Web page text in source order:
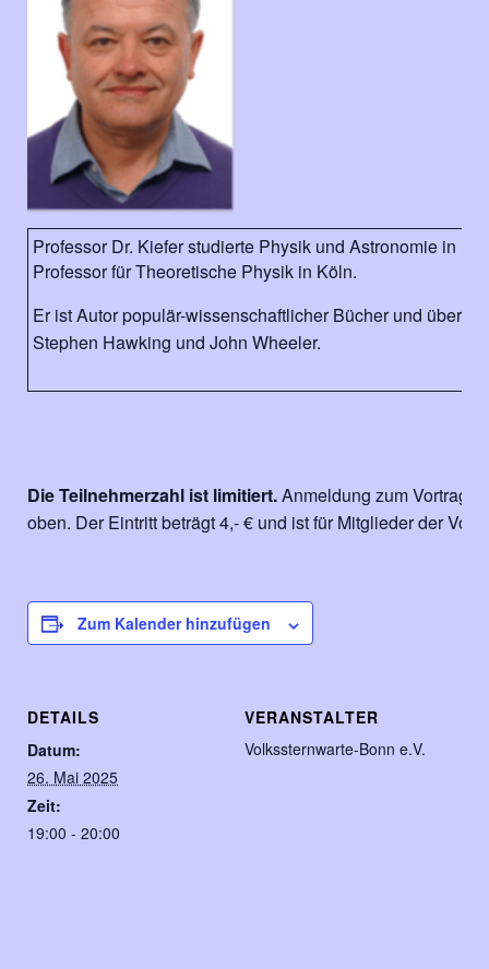
Professor Dr. Kiefer studierte Physik und Astronomie in
Professor für Theoretische Physik in Köln.
Er ist Autor populär-wissenschaftlicher Bücher und
Stephen Hawking und John Wheeler.
Die Teilnehmerzahl ist limitiert.Anmeldung zum Vortrag
oben. Der Eintritt beträgt 4,- € und ist für Mitglieder der
Zum Kalender hinzufügen
DETAILS
Datum:
26. Mai 2025
Zeit:
19:00 - 20:00
VERANSTALTER
Volkssternwarte-Bonn e.V.